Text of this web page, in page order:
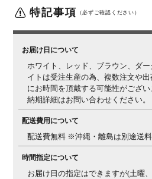
特記事項 （必ずご確認ください）
お届け日について
ホワイト、レッド、ブラウン、ダ
イトは受注生産の為、複数注文や
にお時間を頂戴する可能性がござい
納期詳細はお問い合わせください。
配送費用について
配送費無料 ※沖縄・離島は別途送料
時間指定について
お届け日の指定はできますが(土曜